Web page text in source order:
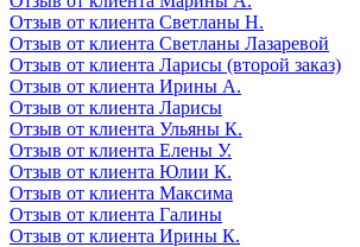
Отзыв от клиента Светланы Н.
Отзыв от клиента Светланы Лазаревой
Отзыв от клиента Ларисы (второй заказ)
Отзыв от клиента Ирины А.
Отзыв от клиента Ларисы
Отзыв от клиента Ульяны К.
Отзыв от клиента Елены У.
Отзыв от клиента Юлии К.
Отзыв от клиента Максима
Отзыв от клиента Галины
Отзыв от клиента Ирины К.